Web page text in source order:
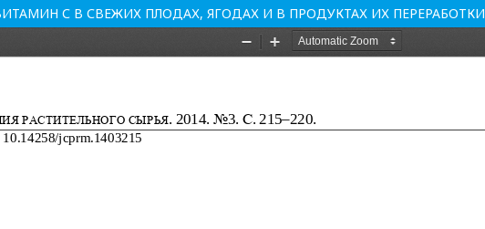
С В СВЕЖИХ ПЛОДАХ, ЯГОДАХ И В ПРОДУКТАХ ИХ ПЕРЕРАБОТКИ